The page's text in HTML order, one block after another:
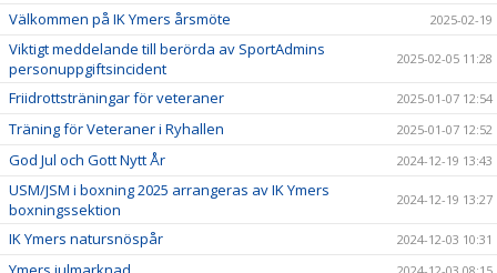
Välkommen på IK Ymers årsmöte 2025-02-19
Viktigt meddelande till berörda av SportAdmins
personuppgiftsincident
2025-02-05 11:28
Friidrottsträningar för veteraner 2025-01-07 12:54
Träning för Veteraner i Ryhallen 2025-01-07 12:52
God Jul och Gott Nytt År 2024-12-19 13:43
USM/JSM i boxning 2025 arrangeras av IK Ymers
boxningssektion
2024-12-19 13:27
IK Ymers natursnöspår 2024-12-03 10:31